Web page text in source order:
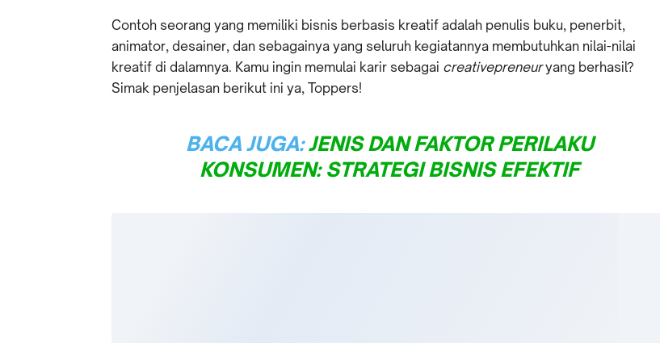
Contoh seorang yang memiliki bisnis berbasis kreatif adalah penulis buku, penerbit,
animator, desainer, dan sebagainya yang seluruh kegiatannya membutuhkan nilai-nilai
kreatif di dalamnya. Kamu ingin memulai karir sebagai creativepreneuryang berhasil?
Simak penjelasan berikut ini ya, Toppers!
BACA JUGA:JENIS DAN FAKTOR PERILAKU
KONSUMEN: STRATEGI BISNIS EFEKTIF